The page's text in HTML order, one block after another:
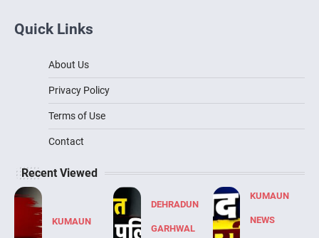
Quick Links
About Us
Privacy Policy
Terms of Use
Contact
Recent Viewed
KUMAUN
DEHRADUN
GARHWAL
KUMAUN
NEWS